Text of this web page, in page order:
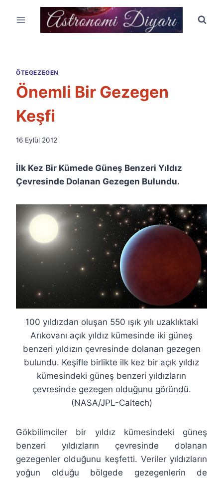
ÖTEGEZEGEN
Önemli Bir Gezegen
Keşfi
By
Özyar
16 Eylül 2012
İlk Kez Bir Kümede Güneş Benzeri Yıldız
Çevresinde Dolanan Gezegen Bulundu.
100 yıldızdan oluşan 550 ışık yılı uzaklıktaki
Arıkovanı açık yıldız kümesinde iki güneş
benzeri yıldızın çevresinde dolanan gezegen
bulundu. Keşifle birlikte ilk kez bir açık yıldız
kümesindeki güneş benzeri yıldızların
çevresinde gezegen olduğunu göründü.
(NASA/JPL-Caltech)
Gökbilimciler bir yıldız kümesindeki güneş
benzeri yıldızların çevresinde dolanan
gezegenler olduğunu keşfetti. Veriler yıldızların
yoğun olduğu bölgede gezegenlerin de